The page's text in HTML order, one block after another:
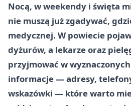
Nocą, w weekendy i święta
nie muszą już zgadywać,
medycznej. W powiecie
dyżurów, a lekarze oraz
przyjmować w
informacje — adresy,
wskazówki — które warto